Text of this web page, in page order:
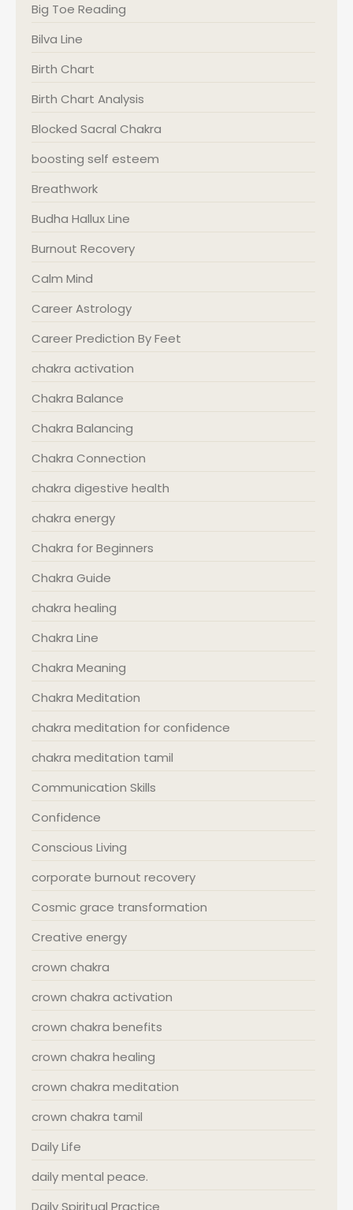
Big Toe Reading
Bilva Line
Birth Chart
Birth Chart Analysis
Blocked Sacral Chakra
boosting self esteem
Breathwork
Budha Hallux Line
Burnout Recovery
Calm Mind
Career Astrology
Career Prediction By Feet
chakra activation
Chakra Balance
Chakra Balancing
Chakra Connection
chakra digestive health
chakra energy
Chakra for Beginners
Chakra Guide
chakra healing
Chakra Line
Chakra Meaning
Chakra Meditation
chakra meditation for confidence
chakra meditation tamil
Communication Skills
Confidence
Conscious Living
corporate burnout recovery
Cosmic grace transformation
Creative energy
crown chakra
crown chakra activation
crown chakra benefits
crown chakra healing
crown chakra meditation
crown chakra tamil
Daily Life
daily mental peace.
Daily Spiritual Practice